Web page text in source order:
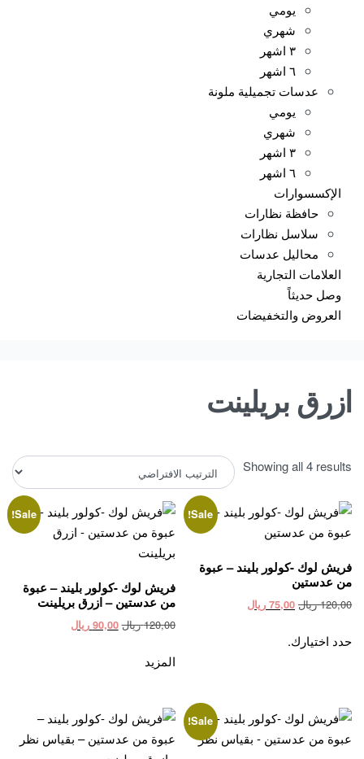
يومي
شهري
٣ اشهر
٦ اشهر
عدسات تجميلية ملونة
يومي
شهري
٣ اشهر
٦ اشهر
الإكسسوارات
حافظة نظارات
سلاسل نظارات
محاليل عدسات
العلامات التجارية
وصل حديثاً
العروض والتخفيضات
ازرق بريلينت
Showing all 4 results
Sale!
فريش لوك -كولور بليند – عبوة
من عدستين
120,00 ريال Original
was:
75,00 ريال
حدد اختيارك.
variants.
The
options
Sale!
فريش لوك -كولور بليند – عبوة
من عدستين – ازرق بريلينت
120,00 ريالOriginal
90,00 ريال
المزيد
Sale!